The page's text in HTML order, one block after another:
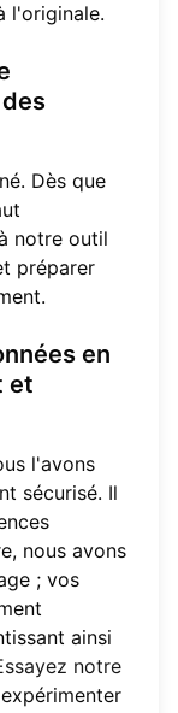
l'originale.
Dès que
notre outil
préparer
en
et
l'avons
sécurisé. Il
nous avons
; vos
ainsi
notre